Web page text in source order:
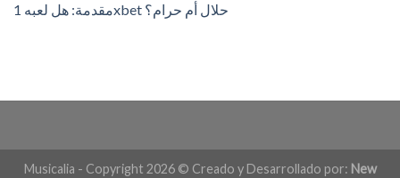
مقدمة: هل لعبه 1xbet حلال أم حرام؟
Musicalia - Copyright 2026 © Creado y Desarrollado por: New